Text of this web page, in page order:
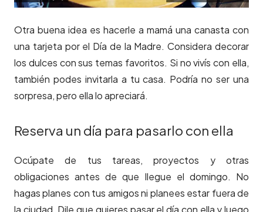
Otra buena idea es hacerle a mamá una canasta con
una tarjeta por el Día de la Madre. Considera decorar
los dulces con sus temas favoritos. Si no vivís con ella,
también podes invitarla a tu casa. Podría no ser una
sorpresa, pero ella lo apreciará.
Reserva un día para pasarlo con ella
Ocúpate de tus tareas, proyectos y otras
obligaciones antes de que llegue el domingo. No
hagas planes con tus amigos ni planees estar fuera de
la ciudad. Dile que quieres pasar el día con ella y luego